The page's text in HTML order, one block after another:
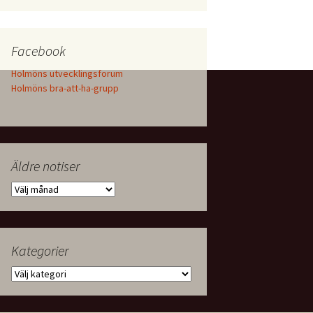
Facebook
Holmöns utvecklingsforum
Holmöns bra-att-ha-grupp
Äldre notiser
Äldre
Kategorier
Kategorier